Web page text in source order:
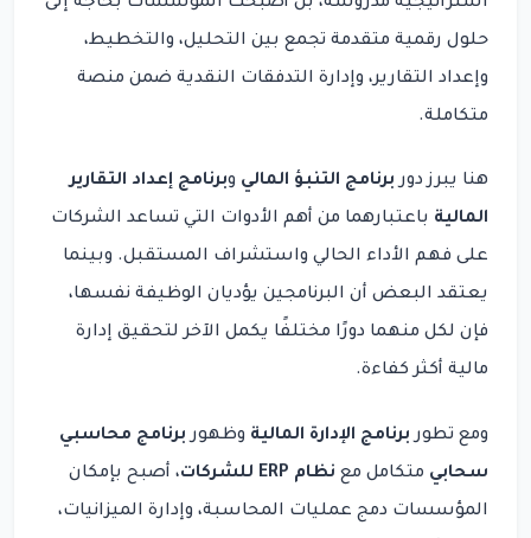
حلول رقمية متقدمة تجمع بين التحليل، والتخطيط،
وإعداد التقارير، وإدارة التدفقات النقدية ضمن منصة
متكاملة.
هنا يبرز دوربرنامج التنبؤ المالي وبرنامج إعداد التقارير
المالية باعتبارهما من أهم الأدوات التي تساعد الشركات
على فهم الأداء الحالي واستشراف المستقبل. وبينما
يعتقد البعض أن البرنامجين يؤديان الوظيفة نفسها،
فإن لكل منهما دورًا مختلفًا يكمل الآخر لتحقيق إدارة
مالية أكثر كفاءة.
ومع تطوربرنامج الإدارة المالية وظهوربرنامج محاسبي
سحابي متكامل مع نظام ERP للشركات
، أصبح بإمكان
المؤسسات دمج عمليات المحاسبة، وإدارة الميزانيات،